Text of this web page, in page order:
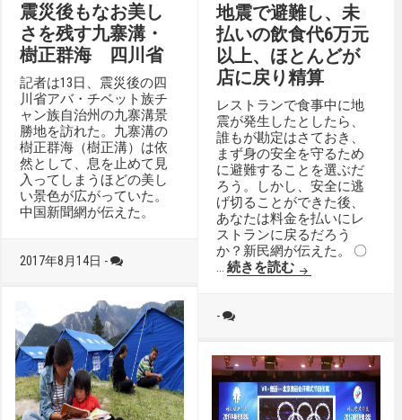
震災後もなお美し
さを残す九寨溝・
樹正群海 四川省
記者は13日、震災後の四
川省アバ・チベット族チ
ャン族自治州の九寨溝景
勝地を訪れた。九寨溝の
樹正群海（樹正溝）は依
然として、息を止めて見
入ってしまうほどの美し
い景色が広がっていた。
中国新聞網が伝えた。
2017年8月14日 -
地震で避難し、未
払いの飲食代6万元
以上、ほとんどが
店に戻り精算
レストランで食事中に地
震が発生したとしたら、
誰もが勘定はさておき、
まず身の安全を守るため
に避難することを選ぶだ
ろう。しかし、安全に逃
げ切ることができた後、
あなたは料金を払いにレ
ストランに戻るだろう
か？新民網が伝えた。 〇
…続きを読む 地震で避難し、
-